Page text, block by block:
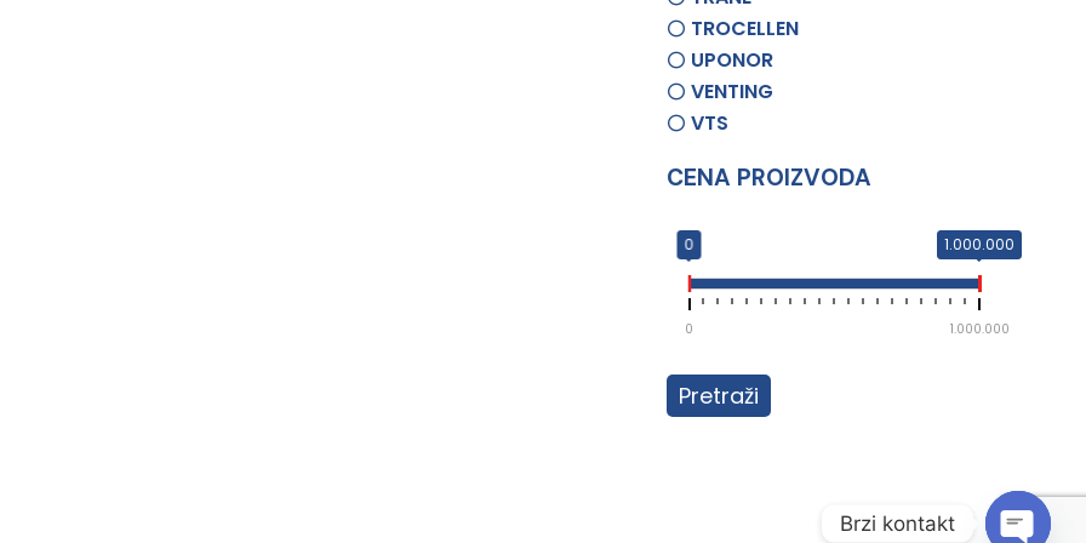
TROCELLEN
UPONOR
VENTING
VTS
CENA PROIZVODA
0 1.000.000
0 1.000.000
Pretraži
Brzi kontakt